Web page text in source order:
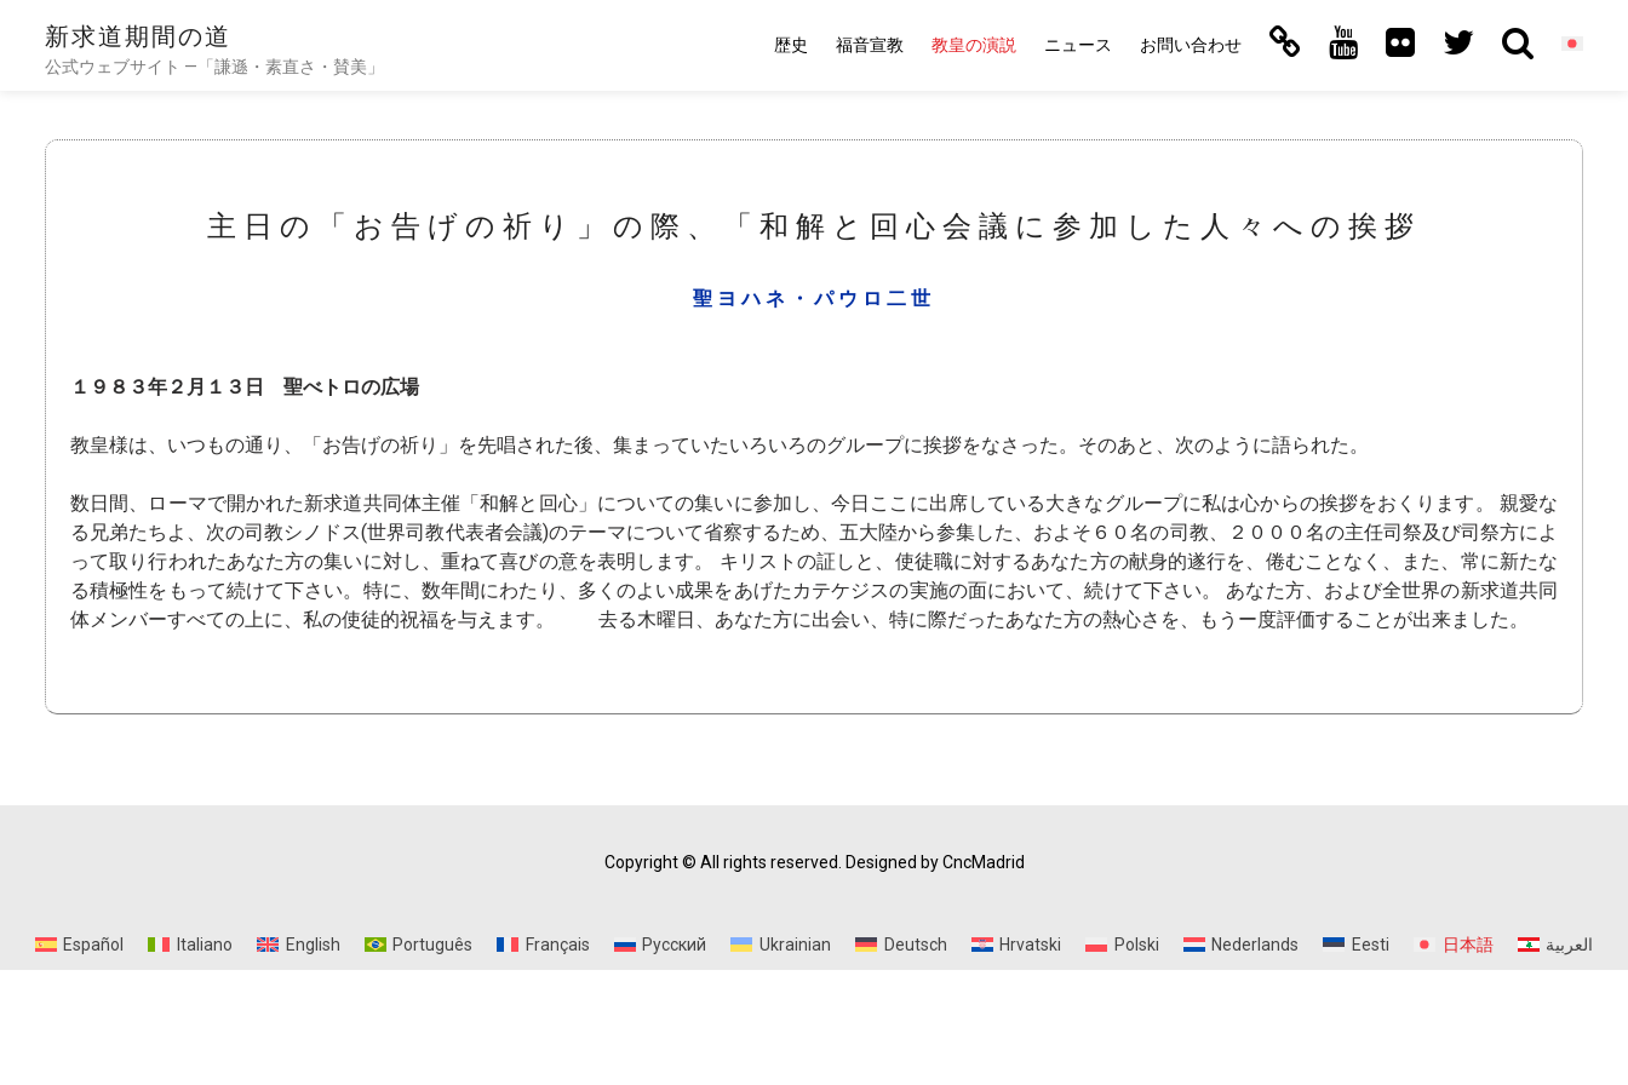
新求道期間の道
公式ウェブサイト —「謙遜・素直さ・賛美」
歴史 福音宣教 教皇の演説 ニュース お問い合わせ
主日の「お告げの祈り」の際、「和解と回心会議に参加した人々への挨拶
聖ヨハネ・パウロ二世
１９８３年２月１３日 聖べトロの広場
教皇様は、いつもの通り、「お告げの祈り」を先唱された後、集まっていたいろいろのグループに挨拶をなさった。そのあと、次のように語られた。
数日間、ローマで開かれた新求道共同体主催「和解と回心」についての集いに参加し、今日ここに出席している大きなグループに私は心からの挨拶をおくります。 親愛な
る兄弟たちよ、次の司教シノドス(世界司教代表者会議)のテーマについて省察するため、五大陸から参集した、およそ６０名の司教、２０００名の主任司祭及び司祭方によ
って取り行われたあなた方の集いに対し、重ねて喜びの意を表明します。 キリストの証しと、使徒職に対するあなた方の献身的遂行を、倦むことなく、また、常に新たな
る積極性をもって続けて下さい。特に、数年間にわたり、多くのよい成果をあげたカテケジスの実施の面において、続けて下さい。 あなた方、および全世界の新求道共同
体メンバーすべての上に、私の使徒的祝福を与えます。 去る木曜日、あなた方に出会い、特に際だったあなた方の熱心さを、もうー度評価することが出来ました。
Copyright © All rights reserved. Designed by CncMadrid
Español Italiano English Português Français Русский Ukrainian Deutsch Hrvatski Polski Nederlands Eesti 日本語 العربية